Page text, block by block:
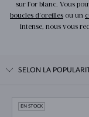
sur l'or blanc. Vous
boucles d’oreilles ou un
intense, nous vous
SELON LA
EN STOCK